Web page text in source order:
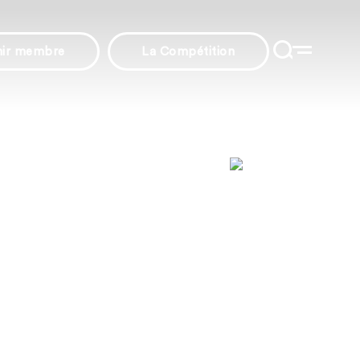
membre La Compétition